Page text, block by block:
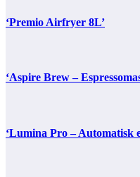
‘Premio Airfryer 8L’
‘Aspire Brew –
‘Lumina Pro – Automatisk